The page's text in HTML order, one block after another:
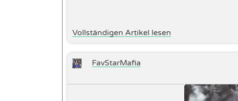
Vollständigen Artikel lesen
FavStarMafia